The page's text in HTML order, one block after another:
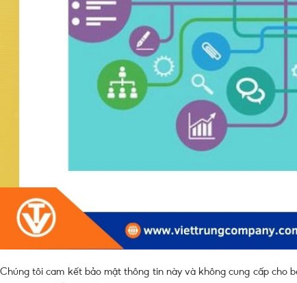
Chúng tôi cam kết bảo mật thông tin này và không cung cấp cho